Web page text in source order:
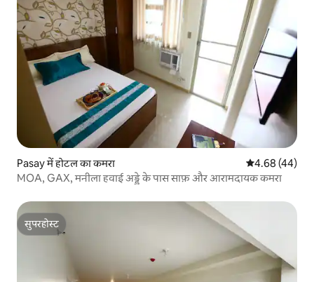
Pasay में होटल का कमरा औसत रेटिंग 5 में
4.68 (44)
MOA, GAX, मनीला हवाई अड्डे के पास साफ़ और आरामदायक कमरा
सुपरहोस्ट
सुपरहोस्ट